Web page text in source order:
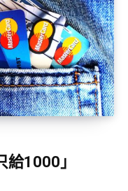
給1000」